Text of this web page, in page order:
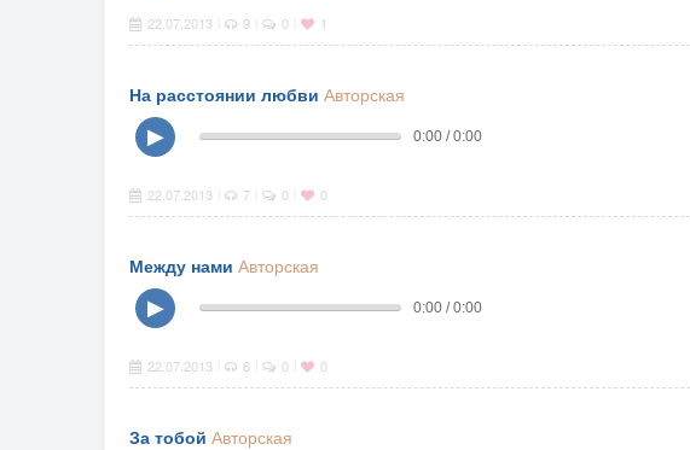
22.07.2013 9 0 1
На расстоянии любви Авторская
▶
0:00 / 0:00
22.07.2013 7 0 0
Между нами Авторская
▶
0:00 / 0:00
22.07.2013 6 0 0
За тобой Авторская